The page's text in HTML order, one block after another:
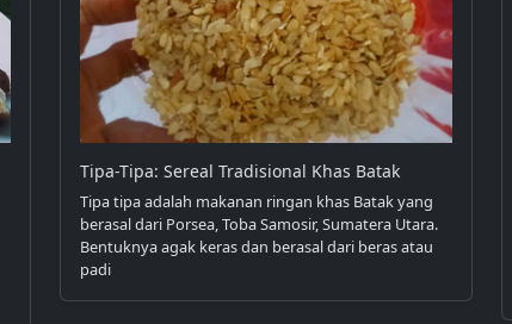
Tipa-Tipa: Sereal Tradisional Khas Batak
Tipa tipa adalah makanan ringan khas Batak yang
berasal dari Porsea, Toba Samosir, Sumatera Utara.
Bentuknya agak keras dan berasal dari beras atau
padi